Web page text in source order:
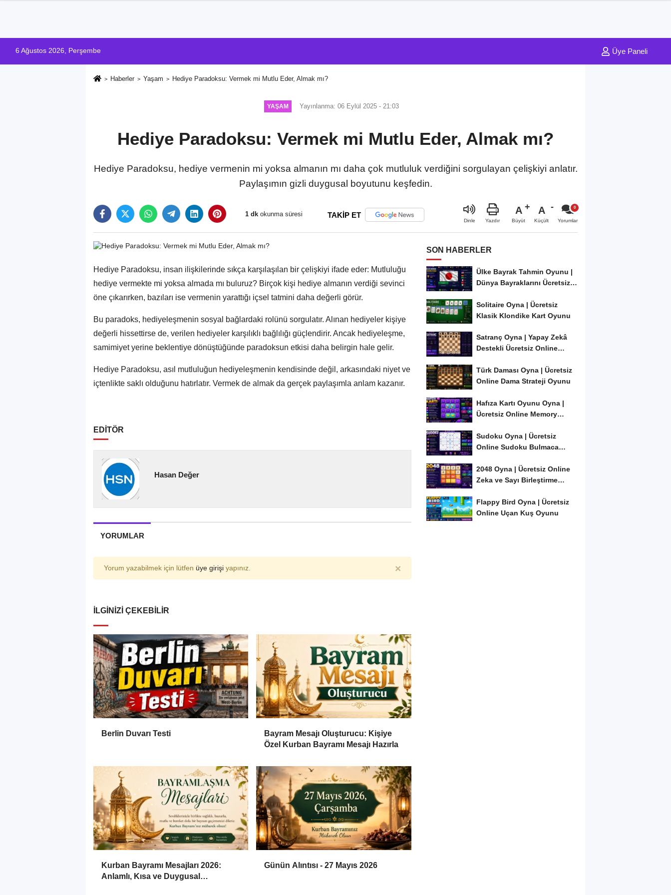
6 Ağustos 2026, Perşembe Üye Paneli
Haberler Yaşam Hediye Paradoksu: Vermek mi Mutlu Eder, Almak mı?
YAŞAM Yayınlanma: 06 Eylül 2025 - 21:03
Hediye Paradoksu: Vermek mi Mutlu Eder, Almak mı?
Hediye Paradoksu, hediye vermenin mi yoksa almanın mı daha çok mutluluk verdiğini sorgulayan çelişkiyi anlatır.
Paylaşımın gizli duygusal boyutunu keşfedin.
1 dk okunma süresi TAKİP ET
Dinle Yazdır
A
Büyüt
A
Küçült Yorumlar
Hediye Paradoksu, insan ilişkilerinde sıkça karşılaşılan bir çelişkiyi ifade eder: Mutluluğu
hediye vermekte mi yoksa almada mı buluruz? Birçok kişi hediye almanın verdiği sevinci
öne çıkarırken, bazıları ise vermenin yarattığı içsel tatmini daha değerli görür.
Bu paradoks, hediyeleşmenin sosyal bağlardaki rolünü sorgulatır. Alınan hediyeler kişiye
değerli hissettirse de, verilen hediyeler karşılıklı bağlılığı güçlendirir. Ancak hediyeleşme,
samimiyet yerine beklentiye dönüştüğünde paradoksun etkisi daha belirgin hale gelir.
Hediye Paradoksu, asıl mutluluğun hediyeleşmenin kendisinde değil, arkasındaki niyet ve
içtenlikte saklı olduğunu hatırlatır. Vermek de almak da gerçek paylaşımla anlam kazanır.
EDİTÖR
Hasan Değer
YORUMLAR
Yorum yazabilmek için lütfen üye girişi yapınız. ×
İLGINIZI ÇEKEBILIR
Berlin Duvarı Testi
Bayram Mesajı Oluşturucu: Kişiye
Özel Kurban Bayramı Mesajı Hazırla
Kurban Bayramı Mesajları 2026:
Anlamlı, Kısa ve Duygusal
Günün Alıntısı - 27 Mayıs 2026
SON HABERLER
Ülke Bayrak Tahmin Oyunu |
Dünya Bayraklarını Ücretsiz
Solitaire Oyna | Ücretsiz
Klasik Klondike Kart Oyunu
Satranç Oyna | Yapay Zekâ
Destekli Ücretsiz Online
Türk Daması Oyna | Ücretsiz
Online Dama Strateji Oyunu
Hafıza Kartı Oyunu Oyna |
Ücretsiz Online Memory
Sudoku Oyna | Ücretsiz
Online Sudoku Bulmaca
2048 Oyna | Ücretsiz Online
Zeka ve Sayı Birleştirme
Flappy Bird Oyna | Ücretsiz
Online Uçan Kuş Oyunu